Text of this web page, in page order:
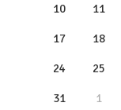
10 11
17 18
24 25
31 1